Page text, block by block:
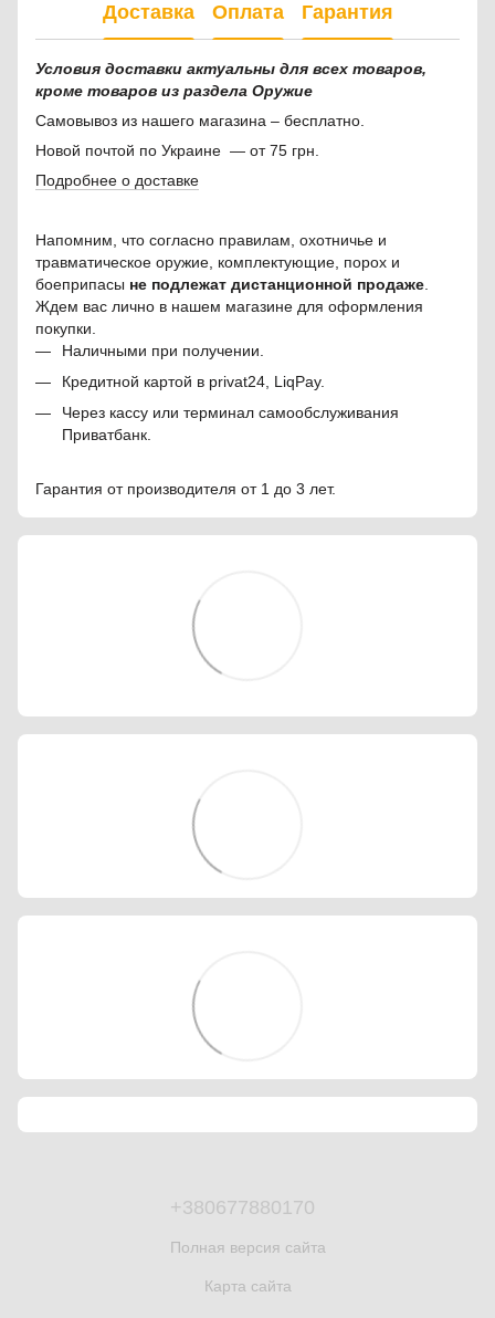
Доставка Оплата Гарантия
Условия доставки актуальны для всех товаров,
кроме товаров из раздела Оружие
Самовывоз из нашего магазина – бесплатно.
Новой почтой по Украине — от 75 грн.
Подробнее о доставке
Напомним, что согласно правилам, охотничье и
травматическое оружие, комплектующие, порох и
боеприпасы не подлежат дистанционной продаже
Ждем вас лично в нашем магазине для оформления
покупки.
Наличными при получении.
Кредитной картой в privat24, LiqPay.
Через кассу или терминал самообслуживания
Приватбанк.
Гарантия от производителя от 1 до 3 лет.
+380677880170
Полная версия сайта
Карта сайта